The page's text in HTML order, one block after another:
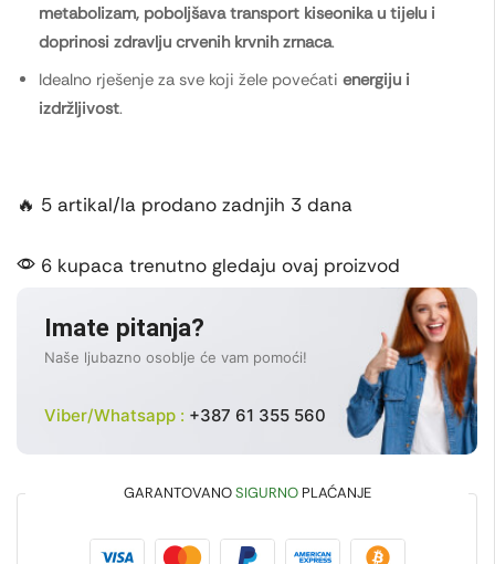
metabolizam, poboljšava transport kiseonika u tijelu i
doprinosi zdravlju crvenih krvnih zrnaca.
Idealno rješenje za sve koji žele povećati energiju i
izdržljivost.
🔥 5 artikal/la prodano zadnjih 3 dana
6 kupaca trenutno gledaju ovaj proizvod
Imate pitanja?
Naše ljubazno osoblje će vam pomoći!
Viber/Whatsapp : +387 61 355 560
GARANTOVANOSIGURNOPLAĆANJE